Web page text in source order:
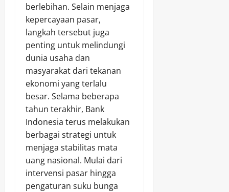
berlebihan. Selain menjaga
kepercayaan pasar,
langkah tersebut juga
penting untuk melindungi
dunia usaha dan
masyarakat dari tekanan
ekonomi yang terlalu
besar. Selama beberapa
tahun terakhir, Bank
Indonesia terus melakukan
berbagai strategi untuk
menjaga stabilitas mata
uang nasional. Mulai dari
intervensi pasar hingga
pengaturan suku bunga